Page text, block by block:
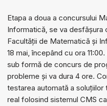
Etapa a doua a concursului
Informatică, se va desfășura
Facultății de Matematică și
18 mai, începând cu ora
sub formă de concurs de
probleme și va dura 4 ore.
testarea automată a
real folosind sistemul CMS